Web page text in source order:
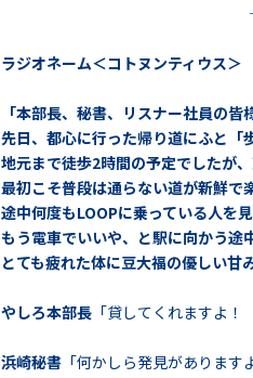
ラジオネーム＜コトヌンティウス＞
「本部長、秘書、リスナー社員の皆
先日、都心に行った帰り道にふと「
地元まで徒歩2時間の予定でしたが
最初こそ普段は通らない道が新鮮で
途中何度もLOOPに乗っている人を
もう電車でいいや、と駅に向かう途
とても疲れた体に豆大福の優しい甘
やしろ本部長 「貸してくれますよ
浜崎秘書 「何かしら発見があります